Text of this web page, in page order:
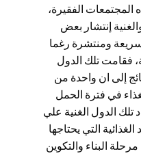
الفقيرة،
إنتشار بعض
ومنتشرة رغما
فقامت تلك الدول
إلى ان واحدة من
في فترة الحمل
تلك الدول الغنية علي
التي يحتاجها
البناء والتكوين